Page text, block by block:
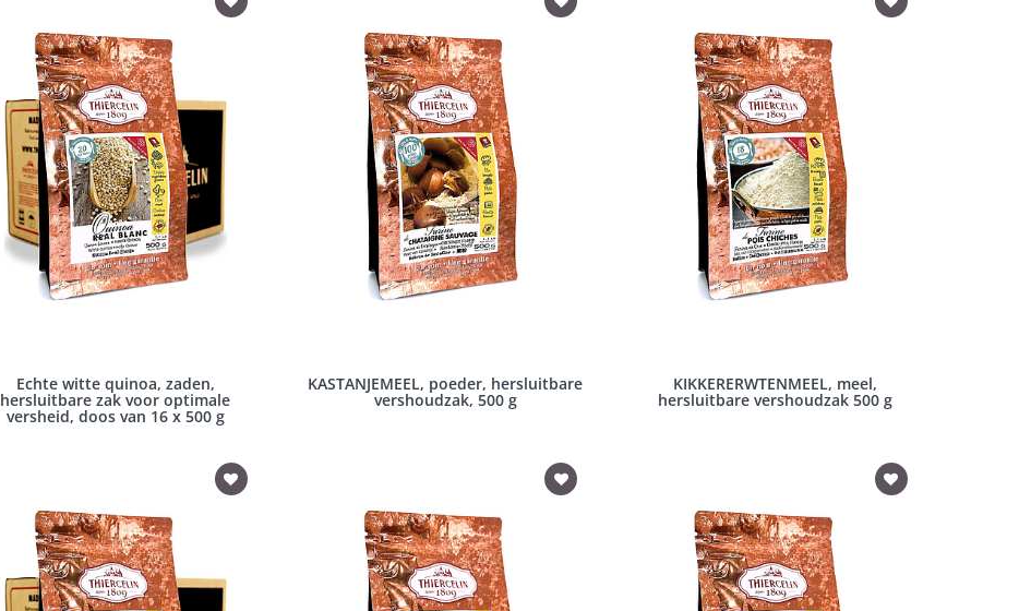
Echte witte quinoa, zaden,
hersluitbare zak voor optimale
versheid, doos van 16 x 500 g
KASTANJEMEEL, poeder, hersluitbare
vershoudzak, 500 g
KIKKERERWTENMEEL, meel,
hersluitbare vershoudzak 500 g